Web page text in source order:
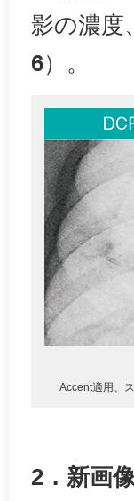
影の濃度
6）。
Accent適用、
2．新画